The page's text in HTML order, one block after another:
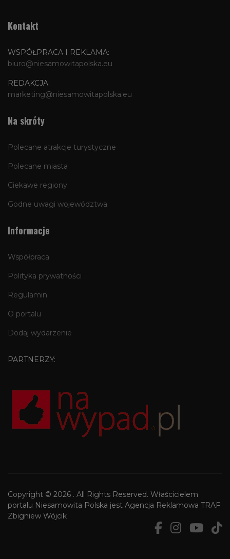
Kontakt
WSPÓŁPRACA I REKLAMA:
biuro@niesamowitapolska.eu
REDAKCJA:
marketing@niesamowitapolska.eu
Na skróty
Polecane atrakcje turystyczne
Polecane miasta
Ciekawe regiony
Godne uwagi województwa
Informacje
Współpraca
Polityka prywatności
Regulamin
O portalu
Dodaj wydarzenie
PARTNERZY:
Copyright © 2026 . All Rights Reserved. Właścicielem
portalu Niesamowita Polska jest Agencja Reklamowa TRAF
Zbigniew Wójcik